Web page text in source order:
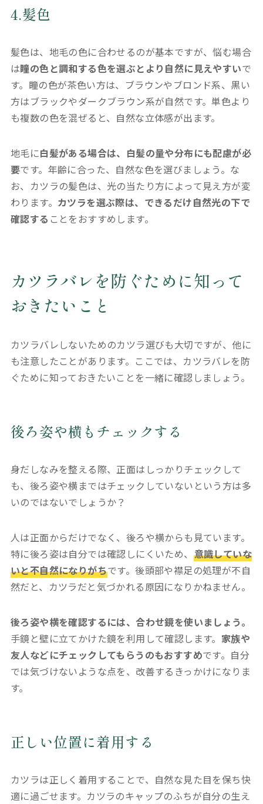
4.髪色
髪色は、地毛の色に合わせるのが基本ですが、悩む場合
は瞳の色と調和する色を選ぶとより自然に見えやすいで
す。瞳の色が茶色い方は、ブラウンやブロンド系、黒い
方はブラックやダークブラウン系が自然です。単色より
も複数の色を混ぜると、自然な立体感が出ます。
地毛に白髪がある場合は、白髪の量や分布にも配慮が必
要です。年齢に合った、自然な色を選びましょう。な
お、カツラの髪色は、光の当たり方によって見え方が変
わります。 カツラを選ぶ際は、できるだけ自然光の下で
確認する ことをおすすめします。
カツラバレを防ぐために知って
おきたいこと
カツラバレしないためのカツラ選びも大切ですが、他に
も注意したことがあります。ここでは、カツラバレを防
ぐために知っておきたいことを一緒に確認しましょう。
後ろ姿や横もチェックする
身だしなみを整える際、正面はしっかりチェックして
も、後ろ姿や横まではチェックしていないという方は多
いのではないでしょうか？
人は正面からだけでなく、後ろや横からも見ています。
特に後ろ姿は自分では確認しにくいため、 意識していな
いと不自然になりがちです。後頭部や襟足の処理が不自
然だと、カツラだと気づかれる原因になりかねません。
後ろ姿や横を確認するには、合わせ鏡を使いましょう。
手鏡と壁に立てかけた鏡を利用して確認します。 家族や
友人などにチェックしてもらうのもおすすめです。自分
では気づけないような点を、改善するきっかけになりま
す。
正しい位置に着用する
カツラは正しく着用することで、自然な見た目を保ち快
適に過ごせます。カツラのキャップのふちが自分の生え